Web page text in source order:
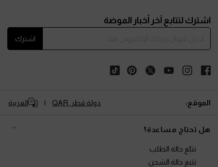
اشترك لتتابع آخر أخبار الموضة
اشترك
الموقع: دولة قطر, QAR العربية
هل تحتاج مساعدة؟
تتبّع حالة الطلب
تتبع حالة الشحن